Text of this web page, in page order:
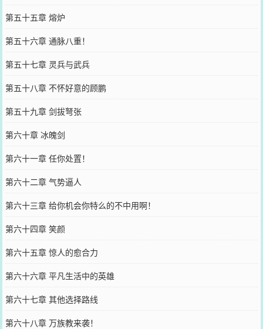
第五十五章 熔炉
第五十六章 通脉八重！
第五十七章 灵兵与武兵
第五十八章 不怀好意的顾鹏
第五十九章 剑拔弩张
第六十章 冰魄剑
第六十一章 任你处置！
第六十二章 气势逼人
第六十三章 给你机会你特么的不中用啊！
第六十四章 笑颜
第六十五章 惊人的愈合力
第六十六章 平凡生活中的英雄
第六十七章 其他选择路线
第六十八章 万族教来袭！